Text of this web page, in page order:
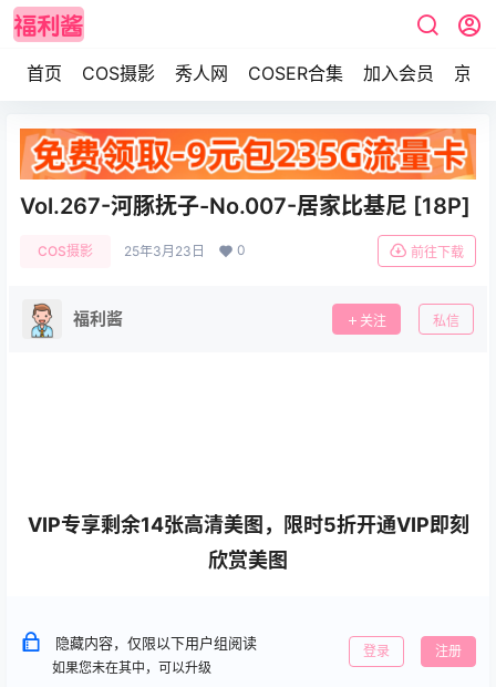
首页 COS摄影 秀人网 COSER合集 加入会员 京东
Vol.267-河豚抚子-No.007-居家比基尼 [18P]
COS摄影 25年3月23日 0 前往下载
福利酱 关注 私信
VIP专享剩余14张高清美图，限时5折开通VIP即刻
欣赏美图
隐藏内容，仅限以下用户组阅读
如果您未在其中，可以升级
登录 注册